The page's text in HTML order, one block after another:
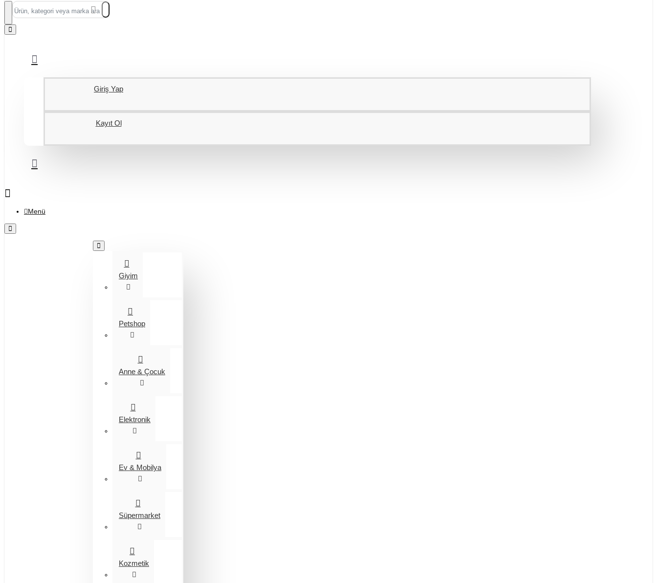
Ürün,
kategori
veya
marka
Giriş Yap
Kayıt Ol
Menü
Giyim
Petshop
Anne & Çocuk
Elektronik
Ev & Mobilya
Süpermarket
Kozmetik